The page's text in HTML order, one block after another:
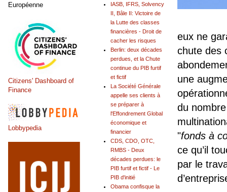
eux ne
chute des
une
du
"fonds à
ce qu’il
par le
IASB, IFRS, Solvency
II, Bâle II: Victoire de
la Lutte des classes
financières - Droit de
cacher les risques
Berlin: deux décades
perdues, et la Chute
continue du PIB furtif
et fictif
La Société Générale
appelle ses clients à
se préparer à
l'Effondrement Global
économique et
financier
CDS, CDO, OTC,
RMBS - Deux
décades perdues: le
PIB furtif et fictif - Le
PIB d'initié
Obama confisque la
Européenne
Citizens' Dashboard of
Finance
Lobbypedia